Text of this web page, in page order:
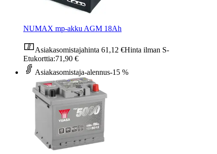
NUMAX mp-akku AGM 18Ah
Asiakasomistajahinta 61,12 €Hinta ilman S-
Etukorttia:71,90 €
Asiakasomistaja-alennus-15 %